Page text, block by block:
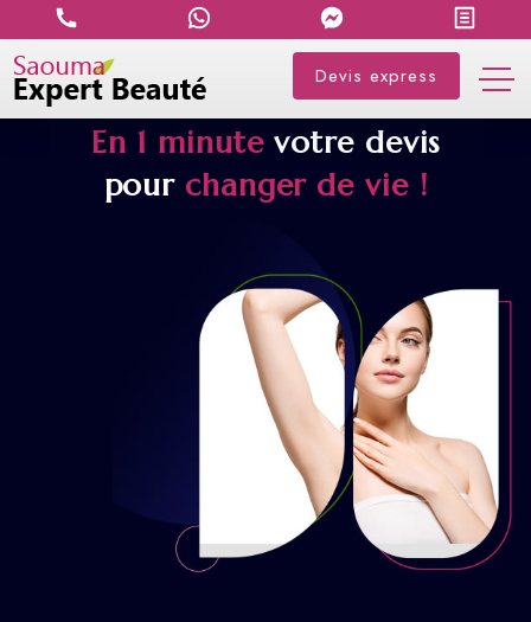
Devis express
En 1 minutevotre devis
pour changer de vie !